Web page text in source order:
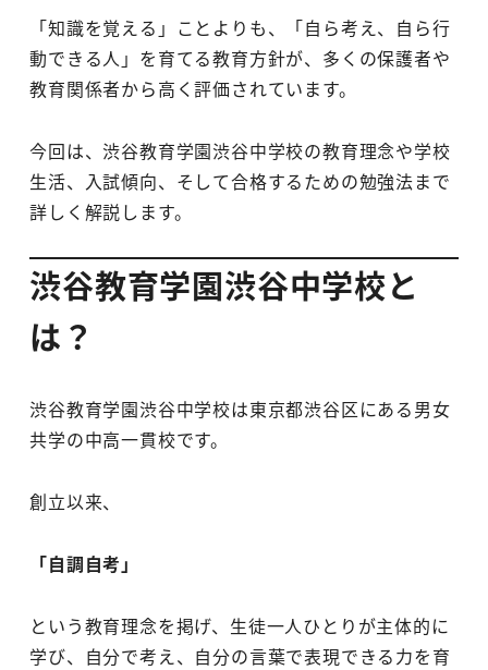
「知識を覚える」ことよりも、「自ら考え、自ら行
動できる人」を育てる教育方針が、多くの保護者や
教育関係者から高く評価されています。
今回は、渋谷教育学園渋谷中学校の教育理念や学校
生活、入試傾向、そして合格するための勉強法まで
詳しく解説します。
渋谷教育学園渋谷中学校と
は？
渋谷教育学園渋谷中学校は東京都渋谷区にある男女
共学の中高一貫校です。
創立以来、
「自調自考」
という教育理念を掲げ、生徒一人ひとりが主体的に
学び、自分で考え、自分の言葉で表現できる力を育